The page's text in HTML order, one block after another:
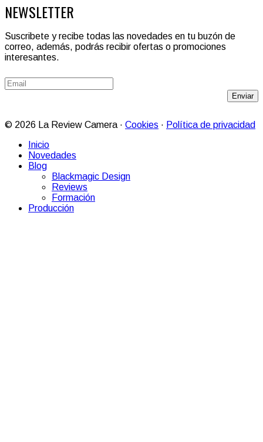
NEWSLETTER
Suscribete y recibe todas las novedades en tu buzón de
correo, además, podrás recibir ofertas o promociones
interesantes.
Enviar
© 2026 La Review Camera · Cookies · Política de privacidad
Inicio
Novedades
Blog
Blackmagic Design
Reviews
Formación
Producción